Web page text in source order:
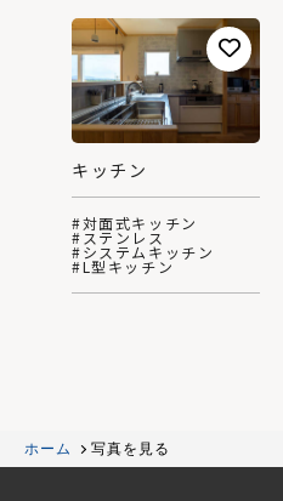
キッチン
#対面式キッチン
#ステンレス
#システムキッチン
#L型キッチン
ホーム 写真を見る